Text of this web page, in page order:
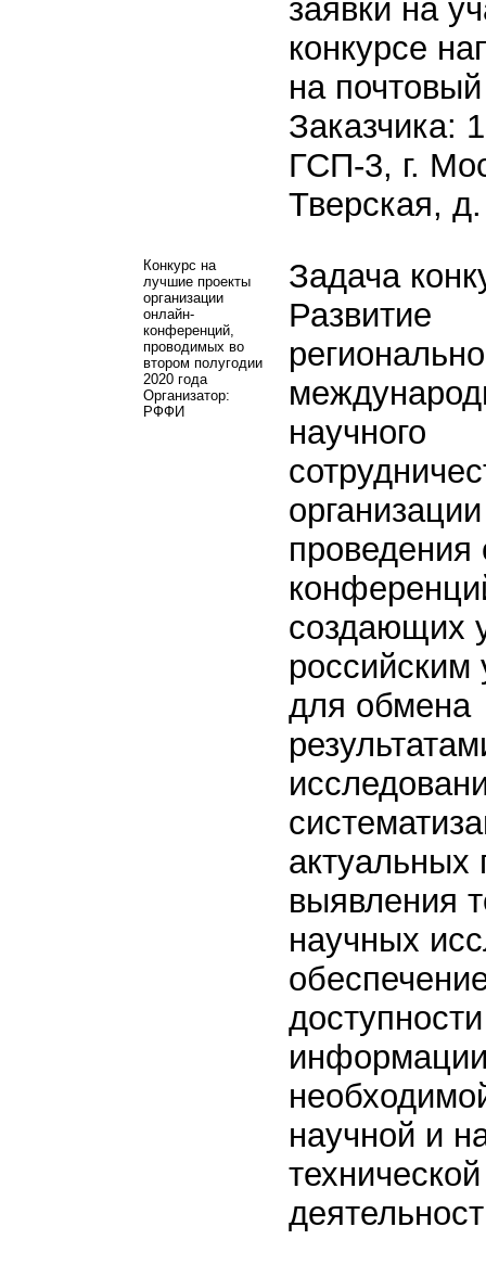
заявки на
конкурсе
на
Заказчика:
ГСП-3, г.
Тверская,
Конкурс на
лучшие проекты
организации
онлайн-
конференций,
проводимых во
втором полугодии
2020 года
Организатор:
РФФИ
Задача
Развитие
научного
проведения
создающих
для обмена
актуальных
выявления
научных
доступности
научной и
технической